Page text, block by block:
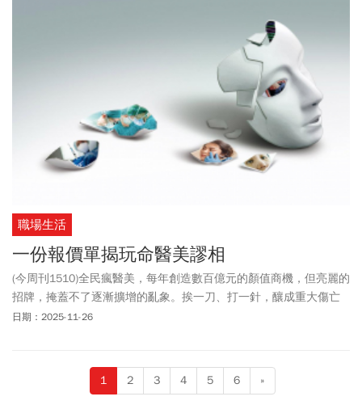
職場生活
一份報價單揭玩命醫美謬相
(今周刊1510)全民瘋醫美，每年創造數百億元的顏值商機，但亮麗的
招牌，掩蓋不了逐漸擴增的亂象。挨一刀、打一針，釀成重大傷亡
的憾事頻傳，如果變美的代價是玩命，你承擔得起嗎？
日期：2025-11-26
1 2 3 4 5 6 »